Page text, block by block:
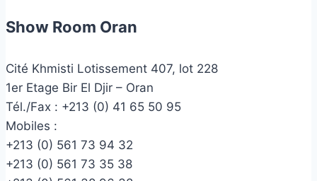
Show Room Oran
Cité Khmisti Lotissement 407, lot 228
1er Etage Bir El Djir – Oran
Tél./Fax : +213 (0) 41 65 50 95
Mobiles :
+213 (0) 561 73 94 32
+213 (0) 561 73 35 38